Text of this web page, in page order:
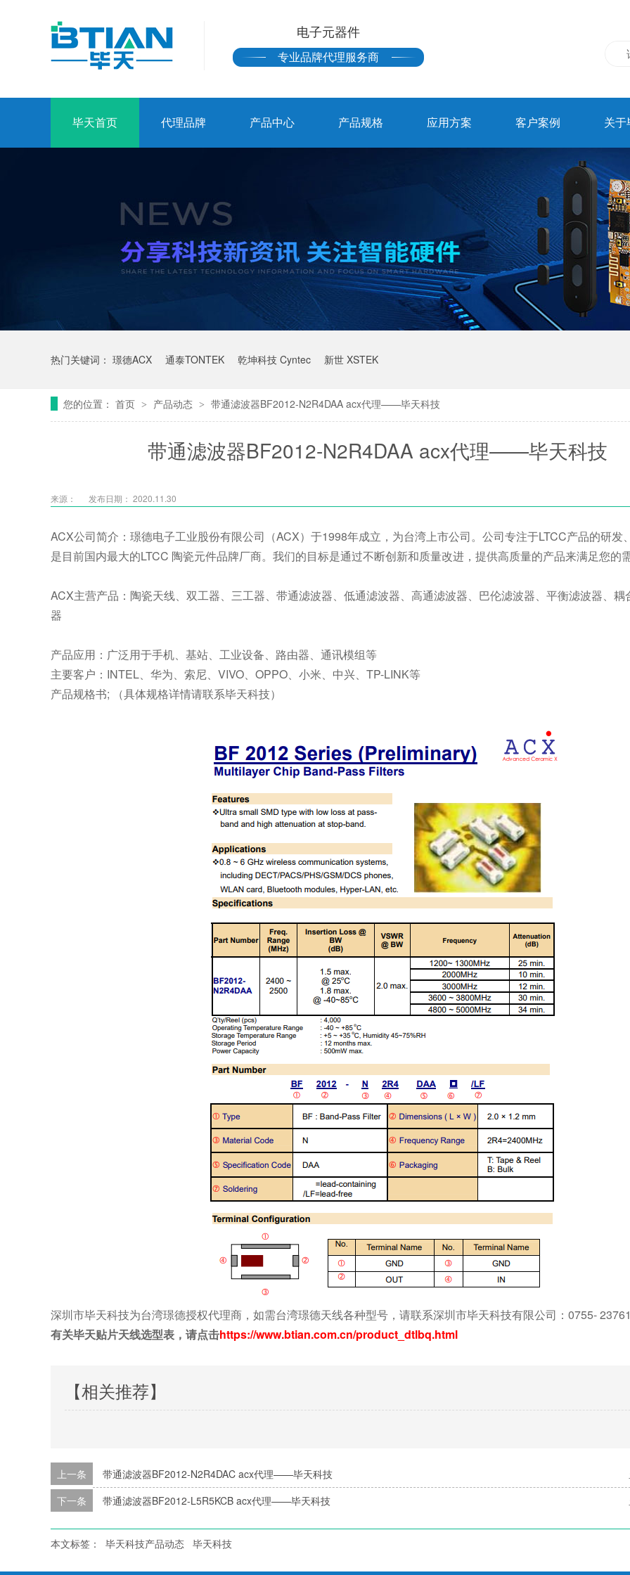
电子元器件
专业品牌代理服务商
毕天首页 代理品牌 产品中心 产品规格 应用方案 客户案例 关于
热门关键词： 璟德ACX 通泰TONTEK 乾坤科技 Cyntec 新世 XSTEK
您的位置： 首页 > 产品动态 > 带通滤波器BF2012-N2R4DAA acx代理——毕天科技
带通滤波器BF2012-N2R4DAA acx代理——毕天科技
来源： 发布日期： 2020.11.30
ACX公司简介：璟德电子工业股份有限公司（ACX）于1998年成立，为台湾上市公司。公司专注于LTCC产品的研发
是目前国内最大的LTCC 陶瓷元件品牌厂商。我们的目标是通过不断创新和质量改进，提供高质量的产品来满足您的需
ACX主营产品：陶瓷天线、双工器、三工器、带通滤波器、低通滤波器、高通滤波器、巴伦滤波器、平衡滤波器、耦
器
产品应用：广泛用于手机、基站、工业设备、路由器、通讯模组等
主要客户：INTEL、华为、索尼、VIVO、OPPO、小米、中兴、TP-LINK等
产品规格书; （具体规格详情请联系毕天科技）
深圳市毕天科技为台湾璟德授权代理商，如需台湾璟德天线各种型号，请联系深圳市毕天科技有限公司：0755-
有关毕天贴片天线选型表，请点击https://www.btian.com.cn/product_dtlbq.html
【相关推荐】
上一条
带通滤波器BF2012-N2R4DAC acx代理——毕天科技
下一条 带通滤波器BF2012-L5R5KCB acx代理——毕天科技
本文标签： 毕天科技产品动态 毕天科技